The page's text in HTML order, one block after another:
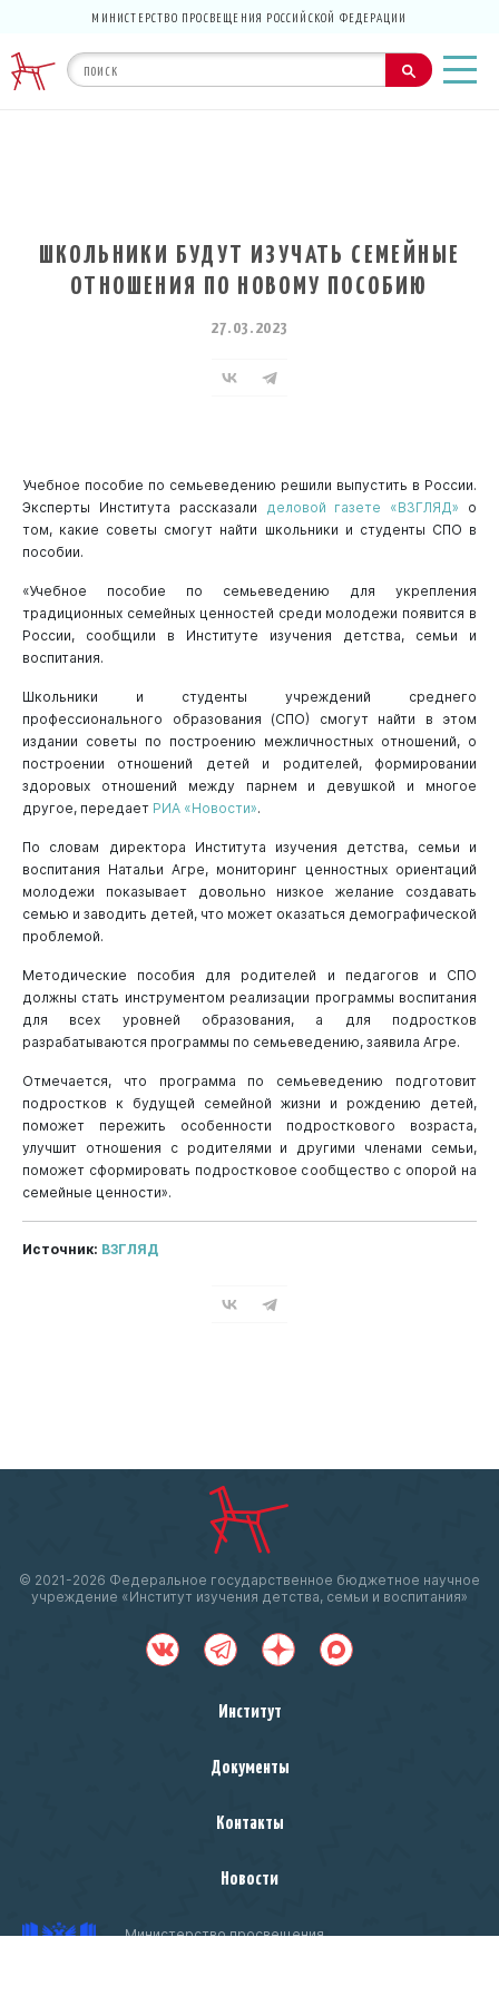
МИНИСТЕРСТВО ПРОСВЕЩЕНИЯ РОССИЙСКОЙ ФЕДЕРАЦИИ
ШКОЛЬНИКИ БУДУТ ИЗУЧАТЬ СЕМЕЙНЫЕ
ОТНОШЕНИЯ ПО НОВОМУ ПОСОБИЮ
27.03.2023
Учебное пособие по семьеведению решили выпустить в России.
Эксперты Института рассказали
деловой газете «ВЗГЛЯД» о
том, какие советы смогут найти школьники и студенты СПО в
пособии.
«Учебное пособие по семьеведению для укрепления
традиционных семейных ценностей среди молодежи появится в
России, сообщили в Институте изучения детства, семьи и
воспитания.
Школьники и студенты учреждений среднего
профессионального образования (СПО) смогут найти в этом
издании советы по построению межличностных отношений, о
построении отношений детей и родителей, формировании
здоровых отношений между парнем и девушкой и многое
другое, передает РИА «Новости».
По словам директора Института изучения детства, семьи и
воспитания Натальи Агре, мониторинг ценностных ориентаций
молодежи показывает довольно низкое желание создавать
семью и заводить детей, что может оказаться демографической
проблемой.
Методические пособия для родителей и педагогов и СПО
должны стать инструментом реализации программы воспитания
для всех уровней образования, а для подростков
разрабатываются программы по семьеведению, заявила Агре.
Отмечается, что программа по семьеведению подготовит
подростков к будущей семейной жизни и рождению детей,
поможет пережить особенности подросткового возраста,
улучшит отношения с родителями и другими членами семьи,
поможет сформировать подростковое сообщество с опорой на
семейные ценности».
Источник: ВЗГЛЯД
© 2021-2026 Федеральное государственное бюджетное научное
учреждение «Институт изучения детства, семьи и воспитания»
Институт
Документы
Контакты
Новости
Министерство просвещения